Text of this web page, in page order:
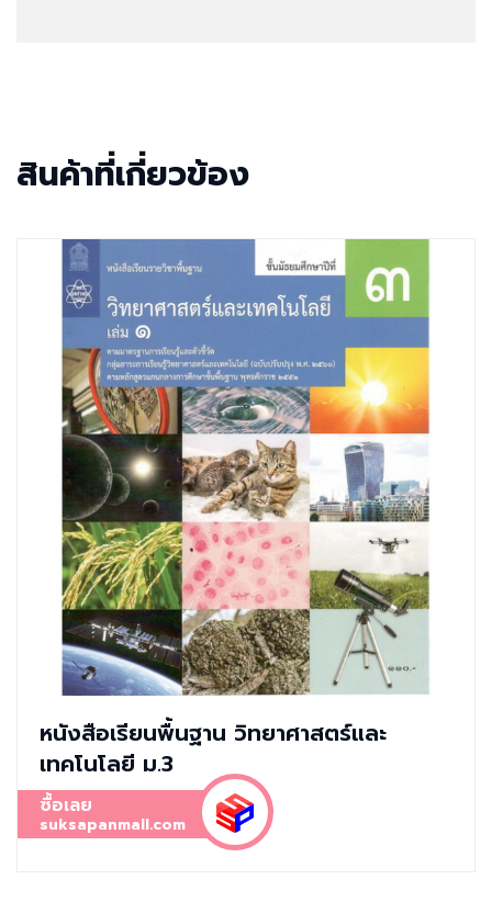
สินค้าที่เกี่ยวข้อง
หนังสือเรียนพื้นฐาน วิทยาศาสตร์และ
เทคโนโลยี ม.3
ซื้อเลย
suksapanmall.com